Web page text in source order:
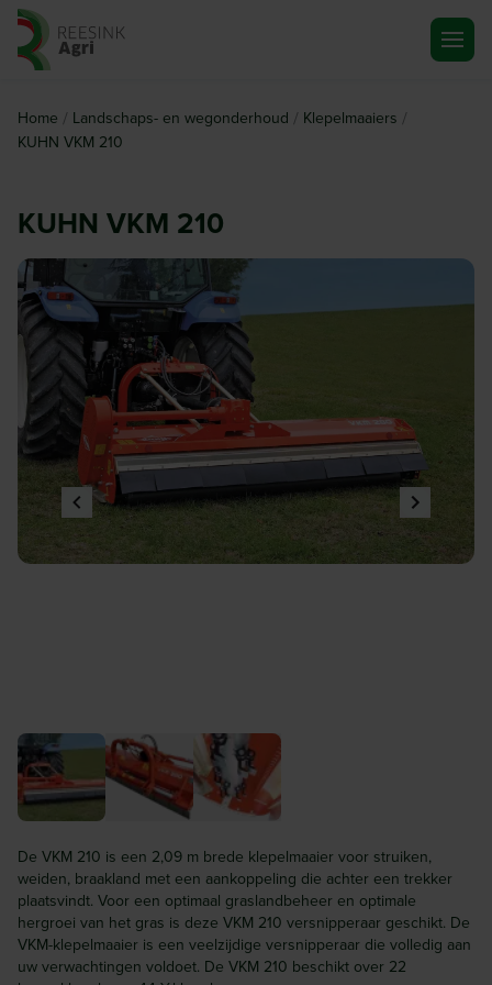
Home / Landschaps- en wegonderhoud / Klepelmaaiers /
KUHN VKM 210
KUHN VKM 210
De VKM 210 is een 2,09 m brede klepelmaaier voor struiken,
weiden, braakland met een aankoppeling die achter een trekker
plaatsvindt. Voor een optimaal graslandbeheer en optimale
hergroei van het gras is deze VKM 210 versnipperaar geschikt. De
VKM-klepelmaaier is een veelzijdige versnipperaar die volledig aan
uw verwachtingen voldoet. De VKM 210 beschikt over 22